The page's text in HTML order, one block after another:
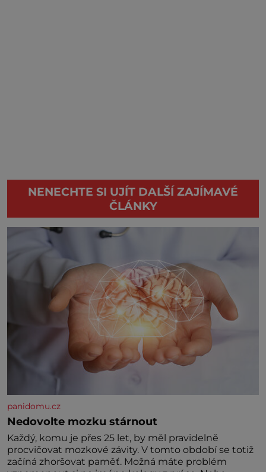
NENECHTE SI UJÍT DALŠÍ ZAJÍMAVÉ
ČLÁNKY
panidomu.cz
Nedovolte mozku stárnout
Každý, komu je přes 25 let, by měl pravidelně
procvičovat mozkové závity. V tomto období se totiž
začíná zhoršovat paměť. Možná máte problém